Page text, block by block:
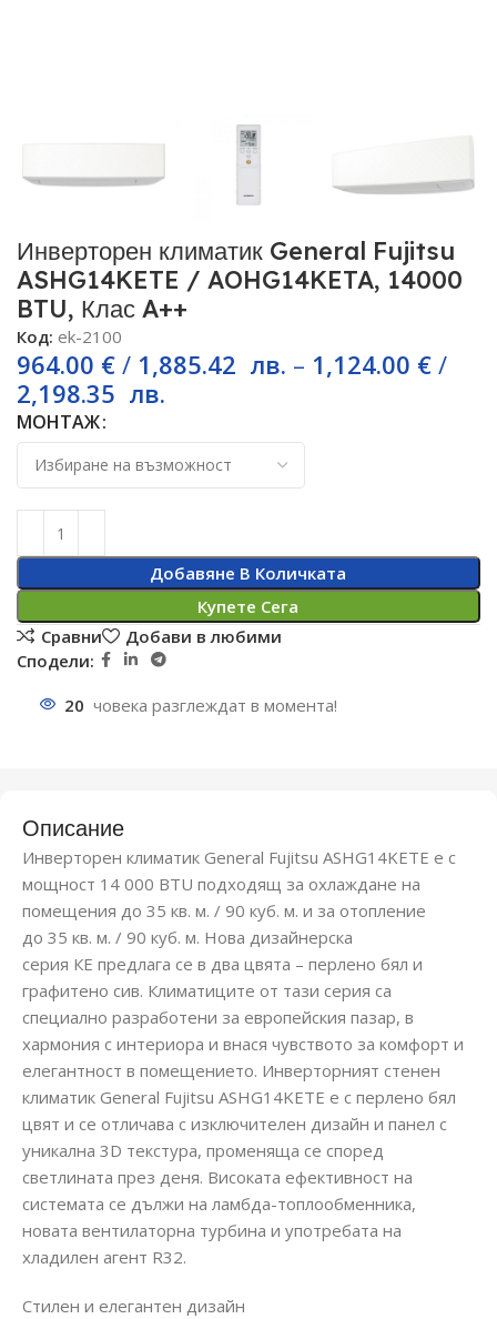
Инверторен климатик General Fujitsu
ASHG14KETE / AOHG14KETA, 14000
BTU, Клас A++
Код: ek-2100
964.00 € / 1,885.42 лв. – 1,124.00 € /
2,198.35 лв.
МОНТАЖ
Добавяне В Количката
Купете Сега
Сравни
Добави в любими
Сподели:
20 човека разглеждат в момента!
Описание
Инверторен климатик General Fujitsu ASHG14KETE е с
мощност 14 000 BTU подходящ за охлаждане на
помещения до 35 кв. м. / 90 куб. м. и за отопление
до 35 кв. м. / 90 куб. м. Нова дизайнерска
серия КЕ предлага се в два цвята – перлено бял и
графитено сив. Климатиците от тази серия са
специално разработени за европейския пазар, в
хармония с интериора и внася чувството за комфорт и
елегантност в помещението. Инверторният стенен
климатик General Fujitsu ASHG14KETE е с перлено бял
цвят и се отличава с изключителен дизайн и панел с
уникална 3D текстура, променяща се според
светлината през деня. Високата ефективност на
системата се дължи на ламбда-топлообменника,
новата вентилаторна турбина и употребата на
хладилен агент R32.
Стилен и елегантен дизайн